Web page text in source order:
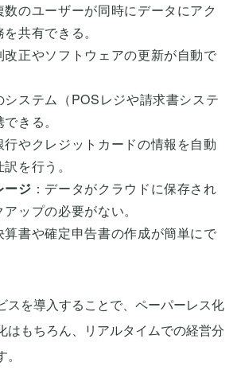
数のユーザーが同時にデータにアク
共有できる。
改正やソフトウェアの更新が自動で
システム（POSレジや請求書システ
きる。
行やクレジットカードの情報を自動
を行う。
ージ ：データがクラウドに保存され
ップの必要がない。
算書や確定申告書の作成が簡単にで
スを導入することで、ペーパーレス化
はもちろん、リアルタイムでの経営分